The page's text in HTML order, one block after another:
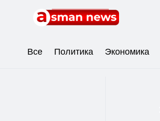
Все Политика Экономика